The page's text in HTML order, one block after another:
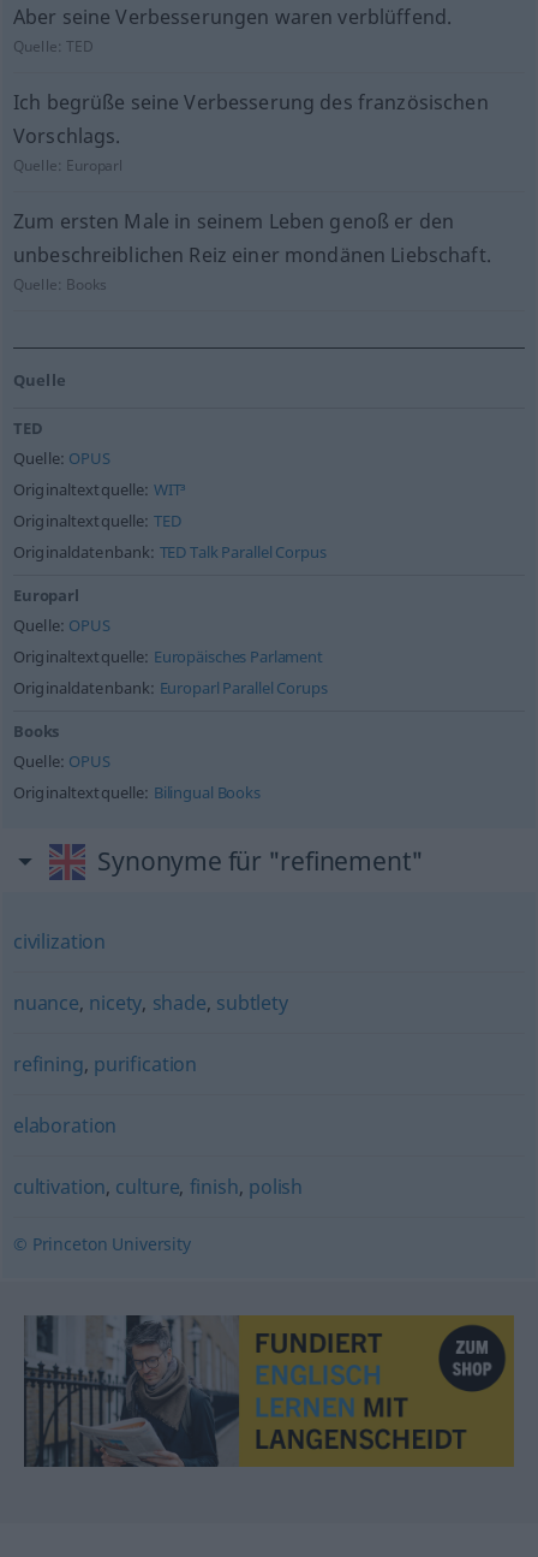
Aber seine Verbesserungen waren verblüffend.
Quelle:TED
Ich begrüße seine Verbesserung des französischen
Vorschlags.
Quelle: Europarl
Zum ersten Male in seinem Leben genoß er den
unbeschreiblichen Reiz einer mondänen Liebschaft.
Quelle: Books
Quelle
TED
Quelle: OPUS
Originaltextquelle: WIT³
Originaltextquelle: TED
Originaldatenbank: TED Talk Parallel Corpus
Europarl
Quelle: OPUS
Originaltextquelle: Europäisches Parlament
Originaldatenbank: Europarl Parallel Corups
Books
Quelle: OPUS
Originaltextquelle: Bilingual Books
Synonyme für "refinement"
civilization
nuance, nicety, shade, subtlety
refining, purification
elaboration
cultivation, culture, finish, polish
© Princeton University